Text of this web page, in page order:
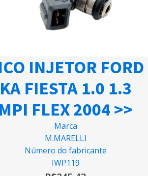
INJETOR FORD
KA FIESTA 1.0 1.3
MPI FLEX 2004 >>
Marca
M.MARELLI
Número do fabricante
IWP119